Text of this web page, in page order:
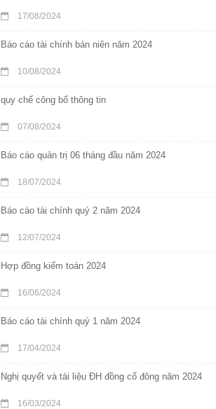
17/08/2024
Báo cáo tài chính bán niên năm 2024
10/08/2024
quy chế công bố thông tin
07/08/2024
Báo cáo quản trị 06 tháng đầu năm 2024
18/07/2024
Báo cáo tài chính quý 2 năm 2024
12/07/2024
Hợp đồng kiểm toán 2024
16/06/2024
Báo cáo tài chính quý 1 năm 2024
17/04/2024
Nghị quyết và tài liệu ĐH đồng cổ đông năm 2024
16/03/2024